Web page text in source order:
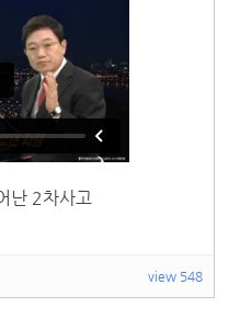
난 2차사고
view 548